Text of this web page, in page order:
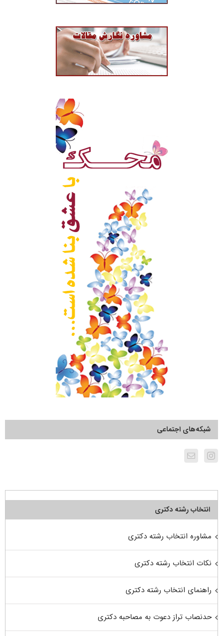
شبکه‌های اجتماعی
انتخاب رشته دکتری
مشاوره انتخاب رشته دکتری
نکات انتخاب رشته دکتری
راهنمای انتخاب رشته دکتری
حدنصاب تراز دعوت به مصاحبه دکتری